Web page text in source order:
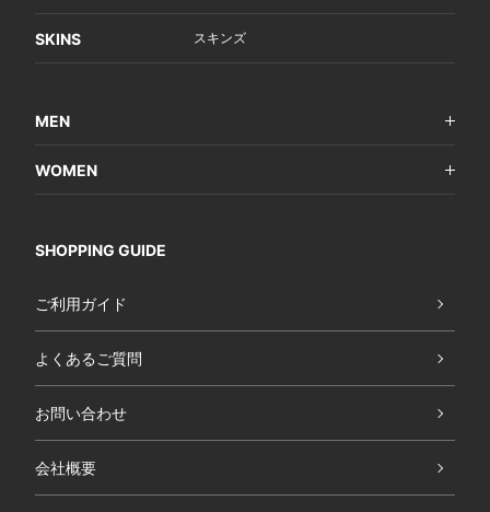
SKINS スキンズ
MEN
WOMEN
SHOPPING GUIDE
ご利用ガイド
よくあるご質問
お問い合わせ
会社概要